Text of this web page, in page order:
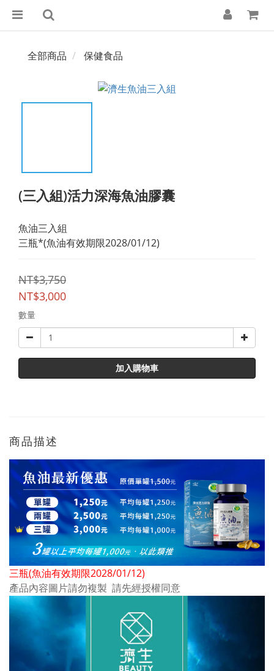
全部商品 保健食品
(三入組)活力深海魚油膠囊
魚油三入組
三瓶*(魚油有效期限2028/01/12)
NT$3,750
NT$3,000
數量
加入購物車
商品描述
三瓶(魚油有效期限2028/01/12)
產品內容圖片請勿複製 請先經授權同意